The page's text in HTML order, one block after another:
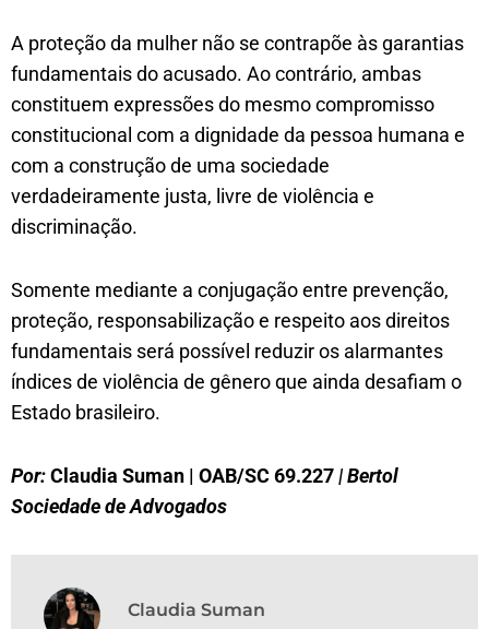
A proteção da mulher não se contrapõe às garantias
fundamentais do acusado. Ao contrário, ambas
constituem expressões do mesmo compromisso
constitucional com a dignidade da pessoa humana e
com a construção de uma sociedade
verdadeiramente justa, livre de violência e
discriminação.
Somente mediante a conjugação entre prevenção,
proteção, responsabilização e respeito aos direitos
fundamentais será possível reduzir os alarmantes
índices de violência de gênero que ainda desafiam o
Estado brasileiro.
Por:Claudia Suman | OAB/SC 69.227| Bertol
Sociedade de Advogados
Claudia Suman